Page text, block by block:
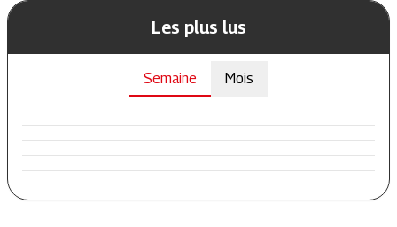
Les plus lus
Semaine Mois